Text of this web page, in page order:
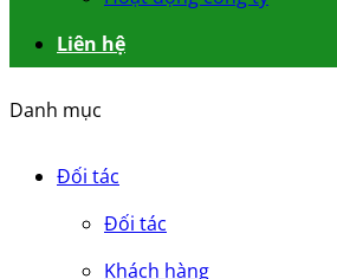
Liên hệ
Danh mục
Đối tác
Đối tác
Khách hàng